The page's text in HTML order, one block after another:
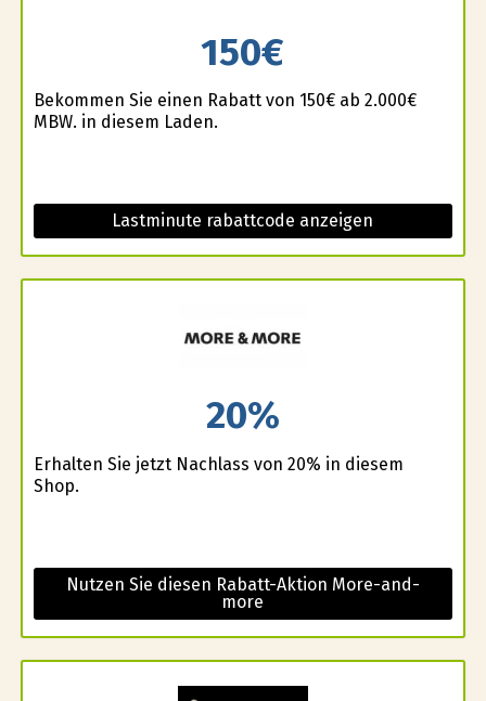
150€
Bekommen Sie einen Rabatt von 150€ ab 2.000€
MBW. in diesem Laden.
Lastminute rabattcode anzeigen
20%
Erhalten Sie jetzt Nachlass von 20% in diesem
Shop.
Nutzen Sie diesen Rabatt-Aktion More-and-
more